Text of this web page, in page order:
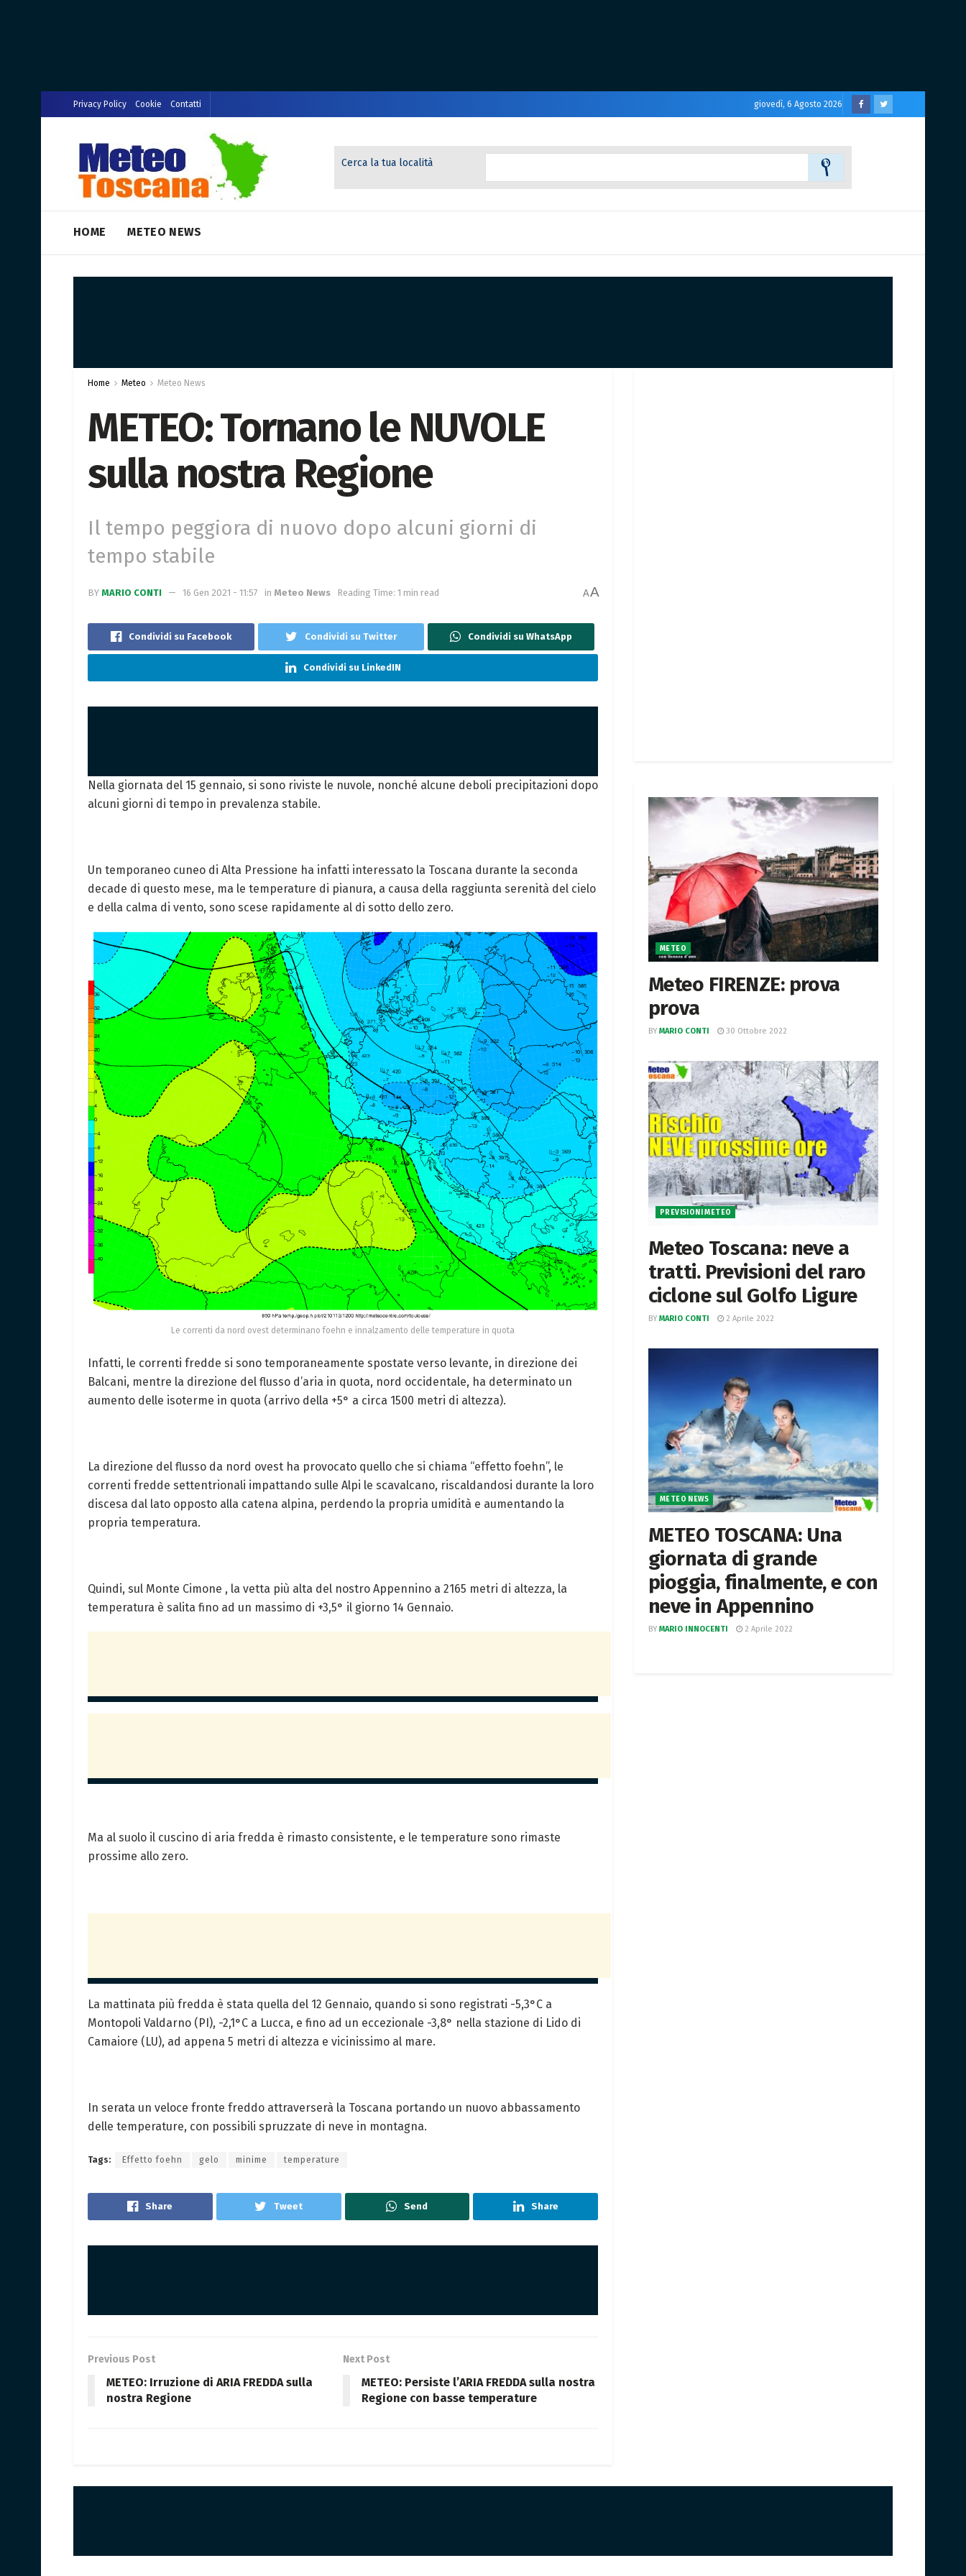
Privacy Policy Cookie Contatti giovedì, 6 Agosto 2026
Cerca la tua località
HOME METEO NEWS
Home Meteo Meteo News
METEO: Tornano le NUVOLE
sulla nostra Regione
Il tempo peggiora di nuovo dopo alcuni giorni di
tempo stabile
BY MARIO CONTI 16 Gen 2021 - 11:57 in Meteo News Reading Time: 1 min read AA
Condividi su Facebook Condividi su Twitter Condividi su WhatsApp
Condividi su LinkedIN
Nella giornata del 15 gennaio, si sono riviste le nuvole, nonché alcune deboli precipitazioni dopo
alcuni giorni di tempo in prevalenza stabile.
Un temporaneo cuneo di Alta Pressione ha infatti interessato la Toscana durante la seconda
decade di questo mese, ma le temperature di pianura, a causa della raggiunta serenità del cielo
e della calma di vento, sono scese rapidamente al di sotto dello zero.
Le correnti da nord ovest determinano foehn e innalzamento delle temperature in quota
Infatti, le correnti fredde si sono temporaneamente spostate verso levante, in direzione dei
Balcani, mentre la direzione del flusso d’aria in quota, nord occidentale, ha determinato un
aumento delle isoterme in quota (arrivo della +5° a circa 1500 metri di altezza).
La direzione del flusso da nord ovest ha provocato quello che si chiama “effetto foehn”, le
correnti fredde settentrionali impattando sulle Alpi le scavalcano, riscaldandosi durante la loro
discesa dal lato opposto alla catena alpina, perdendo la propria umidità e aumentando la
propria temperatura.
Quindi, sul Monte Cimone , la vetta più alta del nostro Appennino a 2165 metri di altezza, la
temperatura è salita fino ad un massimo di +3,5° il giorno 14 Gennaio.
Ma al suolo il cuscino di aria fredda è rimasto consistente, e le temperature sono rimaste
prossime allo zero.
La mattinata più fredda è stata quella del 12 Gennaio, quando si sono registrati -5,3°C a
Montopoli Valdarno (PI), -2,1°C a Lucca, e fino ad un eccezionale -3,8° nella stazione di Lido di
Camaiore (LU), ad appena 5 metri di altezza e vicinissimo al mare.
In serata un veloce fronte freddo attraverserà la Toscana portando un nuovo abbassamento
delle temperature, con possibili spruzzate di neve in montagna.
Tags: Effetto foehn gelo minime temperature
Share Tweet Send Share
Previous Post
METEO: Irruzione di ARIA FREDDA sulla
nostra Regione
Next Post
METEO: Persiste l’ARIA FREDDA sulla nostra
Regione con basse temperature
METEO
Meteo FIRENZE: prova
prova
BY MARIO CONTI 30 Ottobre 2022
PREVISIONI METEO
Meteo Toscana: neve a
tratti. Previsioni del raro
ciclone sul Golfo Ligure
BY MARIO CONTI 2 Aprile 2022
METEO NEWS
METEO TOSCANA: Una
giornata di grande
pioggia, finalmente, e con
neve in Appennino
BY MARIO INNOCENTI 2 Aprile 2022